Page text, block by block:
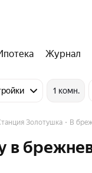
Журнал
1 комн.
Золотушка В
в